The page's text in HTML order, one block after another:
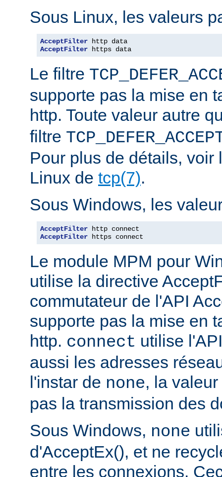
Sous Linux, les valeurs
AcceptFilter
AcceptFilter https data
Le filtre
supporte pas la mise en
http. Toute valeur autre
filtre
Pour plus de détails, voir
Linux de tcp(7).
Sous Windows, les
AcceptFilter
AcceptFilter https connect
Le module MPM pour
utilise la directive
commutateur de l'API
supporte pas la mise en
http. connect utilise
aussi les adresses
l'instar de none, la valeur
pas la transmission des
Sous Windows, none
d'AcceptEx(), et ne
entre les connexions.